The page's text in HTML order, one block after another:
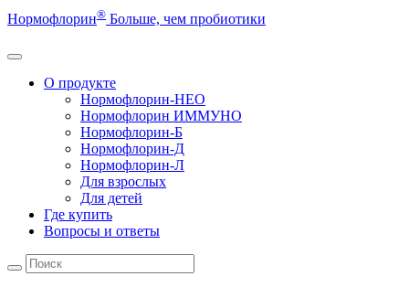
Нормофлорин® Больше, чем пробиотики
О продукте
Нормофлорин-НЕО
Нормофлорин ИММУНО
Нормофлорин-Б
Нормофлорин-Д
Нормофлорин-Л
Для взрослых
Для детей
Где купить
Вопросы и ответы